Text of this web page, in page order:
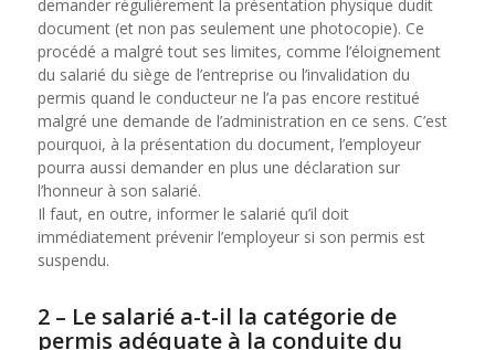
demander régulièrement la présentation physique dudit
document (et non pas seulement une photocopie). Ce
procédé a malgré tout ses limites, comme l’éloignement
du salarié du siège de l’entreprise ou l’invalidation du
permis quand le conducteur ne l’a pas encore restitué
malgré une demande de l’administration en ce sens. C’est
pourquoi, à la présentation du document, l’employeur
pourra aussi demander en plus une déclaration sur
l’honneur à son salarié.
Il faut, en outre, informer le salarié qu’il doit
immédiatement prévenir l’employeur si son permis est
suspendu.
2 – Le salarié a-t-il la catégorie de
permis adéquate à la conduite du